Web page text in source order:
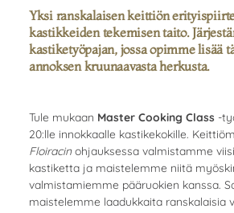
Yksi ranskalaisen keittiön
kastikkeiden tekemisen taito.
kastiketyöpajan, jossa opimme lisää
annoksen kruunaavasta herkusta.
Tule mukaan Master Cooking Class -
20:lle innokkaalle kastikekokille.
Floiracinohjauksessa valmistamme
kastiketta ja maistelemme niitä
valmistamiemme pääruokien kanssa.
maistelemme laadukkaita ranskalaisia